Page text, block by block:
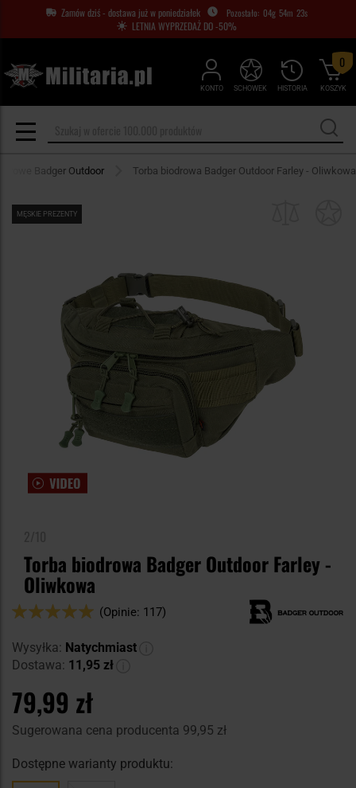
Zamów dziś - dostawa już w poniedziałek 04g 54m 22s
LETNIA WYPRZEDAŻ DO -50%
KONTO HISTORIA
SCHOWEK KOSZYK
0
Badger Outdoor Torba biodrowa Badger Outdoor Farley - Oliwkowa
MĘSKIE PREZENTY
Torba biodrowa Badger Outdoor Farley -
Oliwkowa
Ocena:
(Opinie: 117)
Wysyłka: Natychmiast
Dostawa: 11,95 zł
79,99 zł
Sugerowana cena producenta 99,95 zł
Dostępne warianty produktu: